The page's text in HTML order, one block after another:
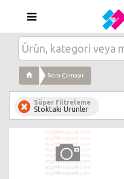
Bora Çamaşır
Süper Filtreleme
Stoktaki Ürünler